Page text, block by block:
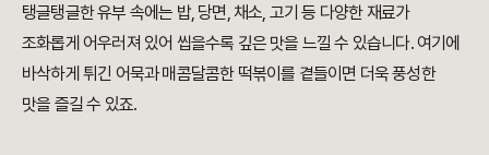
탱글탱글한 유부 속에는 밥, 당면, 채소, 고기 등 다양한 재료가
조화롭게 어우러져 있어 씹을수록 깊은 맛을 느낄 수 있습니다. 여기에
바삭하게 튀긴 어묵과 매콤달콤한 떡볶이를 곁들이면 더욱 풍성한
맛을 즐길 수 있죠.